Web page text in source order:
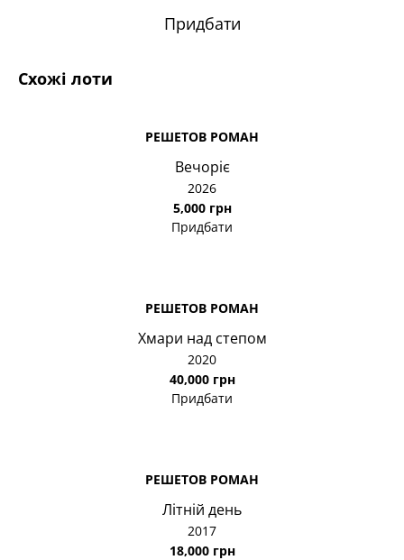
Придбати
Схожі лоти
РЕШЕТОВ РОМАН
Вечоріє
2026
5,000 грн
Придбати
РЕШЕТОВ РОМАН
Хмари над степом
2020
40,000 грн
Придбати
РЕШЕТОВ РОМАН
Літній день
2017
18,000 грн